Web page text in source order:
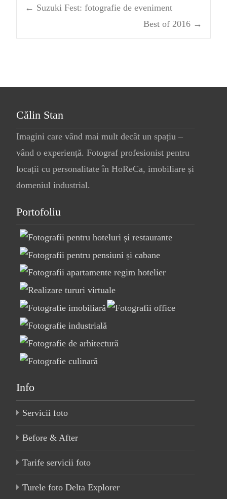
Post
navigation
← Suzuki Fest: fotografie de eveniment
Best of 2016 →
Călin Stan
Imagini care vând mai mult decât un spațiu –
vând o experiență. Fotograf profesionist pentru
locații cu personalitate în HoReCa, imobiliare și
domeniul industrial.
Portofoliu
Info
Servicii foto
Before & After
Tarife servicii foto
Turele foto Delta Explorer